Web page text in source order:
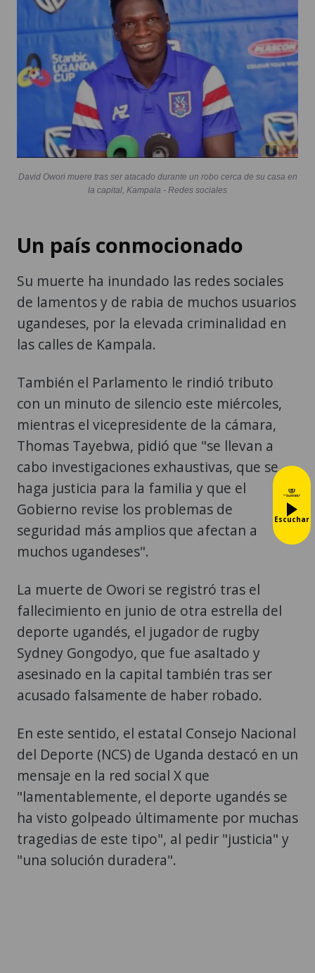
David Owori muere tras ser atacado durante un robo cerca de su casa en
la capital, Kampala - Redes sociales
Un país conmocionado
Su muerte ha inundado las redes sociales
de lamentos y de rabia de muchos usuarios
ugandeses, por la elevada criminalidad en
las calles de Kampala.
También el Parlamento le rindió tributo
con un minuto de silencio este miércoles,
mientras el vicepresidente de la cámara,
Thomas Tayebwa, pidió que "se llevan a
cabo investigaciones exhaustivas, que se
haga justicia para la familia y que el
Gobierno revise los problemas de
seguridad más amplios que afectan a
muchos ugandeses".
La muerte de Owori se registró tras el
fallecimiento en junio de otra estrella del
deporte ugandés, el jugador de rugby
Sydney Gongodyo, que fue asaltado y
asesinado en la capital también tras ser
acusado falsamente de haber robado.
En este sentido, el estatal Consejo Nacional
del Deporte (NCS) de Uganda destacó en un
mensaje en la red social X que
"lamentablemente, el deporte ugandés se
ha visto golpeado últimamente por muchas
tragedias de este tipo", al pedir "justicia" y
"una solución duradera".
Escuchar